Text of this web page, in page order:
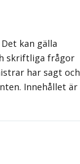
kan gälla
skriftliga frågor
har sagt och
Innehållet är